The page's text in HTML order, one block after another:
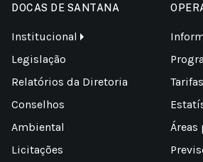
DOCAS DE SANTANA
Institucional
Legislação
Relatórios da Diretoria
Conselhos
Ambiental
Licitações
Áreas